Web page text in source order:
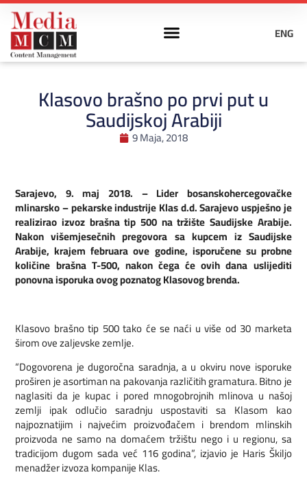
ENG
Klasovo brašno po prvi put u
Saudijskoj Arabiji
9 Maja, 2018
Sarajevo, 9. maj 2018. – Lider bosanskohercegovačke
mlinarsko – pekarske industrije Klas d.d. Sarajevo uspješno je
realizirao izvoz brašna tip 500 na tržište Saudijske Arabije.
Nakon višemjesečnih pregovora sa kupcem iz Saudijske
Arabije, krajem februara ove godine, isporučene su probne
količine brašna T-500, nakon čega će ovih dana uslijediti
ponovna isporuka ovog poznatog Klasovog brenda.
Klasovo brašno tip 500 tako će se naći u više od 30 marketa
širom ove zaljevske zemlje.
“Dogovorena je dugoročna saradnja, a u okviru nove isporuke
proširen je asortiman na pakovanja različitih gramatura. Bitno je
naglasiti da je kupac i pored mnogobrojnih mlinova u našoj
zemlji ipak odlučio saradnju uspostaviti sa Klasom kao
najpoznatijim i najvećim proizvođačem i brendom mlinskih
proizvoda ne samo na domaćem tržištu nego i u regionu, sa
tradicijom dugom sada već 116 godina”, izjavio je Haris Škiljo
menadžer izvoza kompanije Klas.